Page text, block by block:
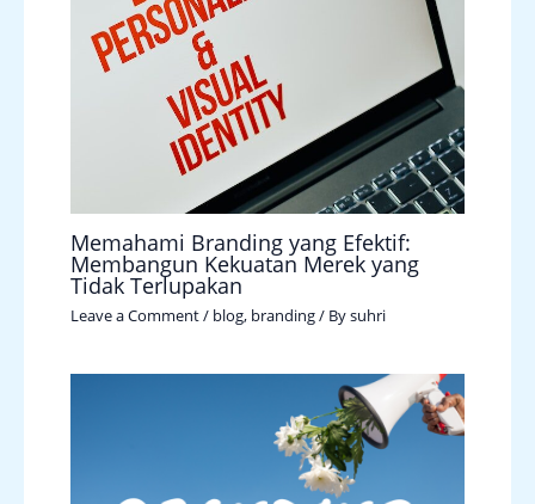
Memahami Branding yang Efektif:
Membangun Kekuatan Merek yang
Tidak Terlupakan
Leave a Comment/ blog, branding/ Bysuhri